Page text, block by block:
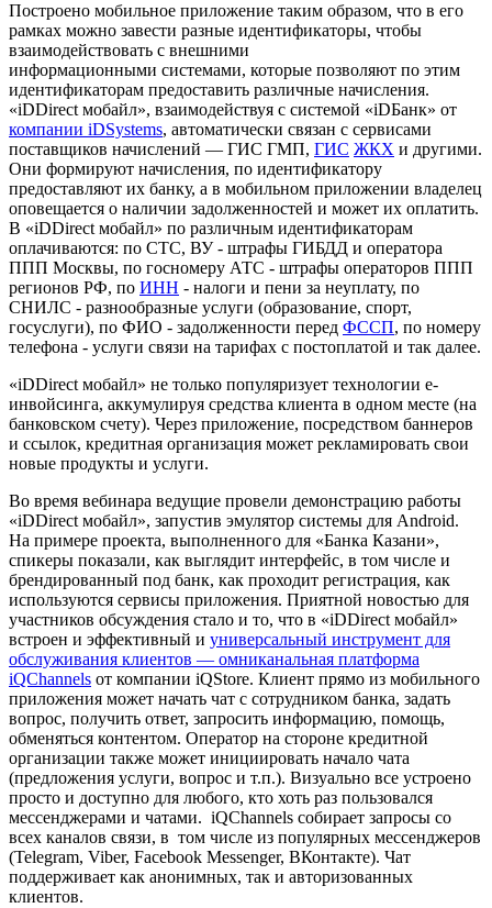
Построено мобильное приложение таким образом, что в его
рамках можно завести разные идентификаторы, чтобы
взаимодействовать с внешними
информационными системами, которые позволяют по этим
идентификаторам предоставить различные начисления.
«iDDirect мобайл», взаимодействуя с системой «iDБанк» от
компании iDSystems, автоматически связан с сервисами
поставщиков начислений — ГИС ГМП, ГИС ЖКХ и другими.
Они формируют начисления, по идентификатору
предоставляют их банку, а в мобильном приложении владелец
оповещается о наличии задолженностей и может их оплатить.
В «iDDirect мобайл» по различным идентификаторам
оплачиваются: по СТС, ВУ - штрафы ГИБДД и оператора
ППП Москвы, по госномеру АТС - штрафы операторов ППП
регионов РФ, по ИНН - налоги и пени за неуплату, по
СНИЛС - разнообразные услуги (образование, спорт,
госуслуги), по ФИО - задолженности перед ФССП, по номеру
телефона - услуги связи на тарифах с постоплатой и так далее.
«iDDirect мобайл» не только популяризует технологии е-
инвойсинга, аккумулируя средства клиента в одном месте (на
банковском счету). Через приложение, посредством баннеров
и ссылок, кредитная организация может рекламировать свои
новые продукты и услуги.
Во время вебинара ведущие провели демонстрацию работы
«iDDirect мобайл», запустив эмулятор системы для Android.
На примере проекта, выполненного для «Банка Казани»,
спикеры показали, как выглядит интерфейс, в том числе и
брендированный под банк, как проходит регистрация, как
используются сервисы приложения. Приятной новостью для
участников обсуждения стало и то, что в «iDDirect мобайл»
встроен и эффективный и универсальный инструмент для
обслуживания клиентов — омниканальная платформа
iQChannels от компании iQStore. Клиент прямо из мобильного
приложения может начать чат с сотрудником банка, задать
вопрос, получить ответ, запросить информацию, помощь,
обменяться контентом. Оператор на стороне кредитной
организации также может инициировать начало чата
(предложения услуги, вопрос и т.п.). Визуально все устроено
просто и доступно для любого, кто хоть раз пользовался
мессенджерами и чатами. iQChannels собирает запросы со
всех каналов связи, в том числе из популярных мессенджеров
(Telegram, Viber, Facebook Messenger, ВКонтакте). Чат
поддерживает как анонимных, так и авторизованных
клиентов.